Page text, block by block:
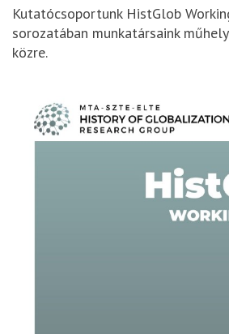
Kutatócsoportunk HistGlob
sorozatában munkatársaink
közre.